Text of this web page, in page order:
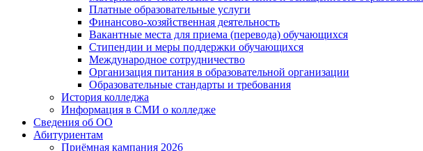
Платные образовательные услуги
Финансово-хозяйственная деятельность
Вакантные места для приема (перевода) обучающихся
Стипендии и меры поддержки обучающихся
Международное сотрудничество
Организация питания в образовательной организации
Образовательные стандарты и требования
История колледжа
Информация в СМИ о колледже
Сведения об ОО
Абитуриентам
Приёмная кампания 2026